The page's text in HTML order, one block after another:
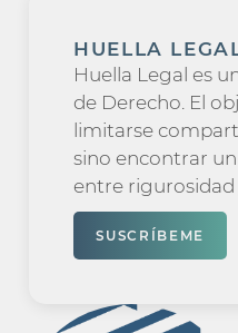
HUELLA
Huella Legal es
de Derecho. El
limitarse
sino encontrar
entre rigurosidad
SUSCRÍBEME